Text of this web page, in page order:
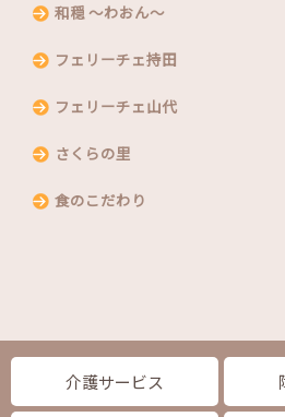
和穏 〜わおん〜
フェリーチェ持田
フェリーチェ山代
さくらの里
食のこだわり
介護サービス